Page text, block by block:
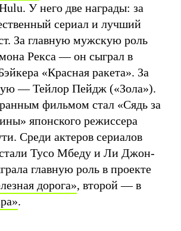
У него две награды: за
сериал и лучший
За главную мужскую роль
Рекса — он сыграл в
«Красная ракета». За
— Тейлор Пейдж («Зола»).
фильмом стал «Сядь за
японского режиссера
Среди актеров сериалов
Тусо Мбеду и Ли Джон-
главную роль в проекте
дорога», второй — в
.